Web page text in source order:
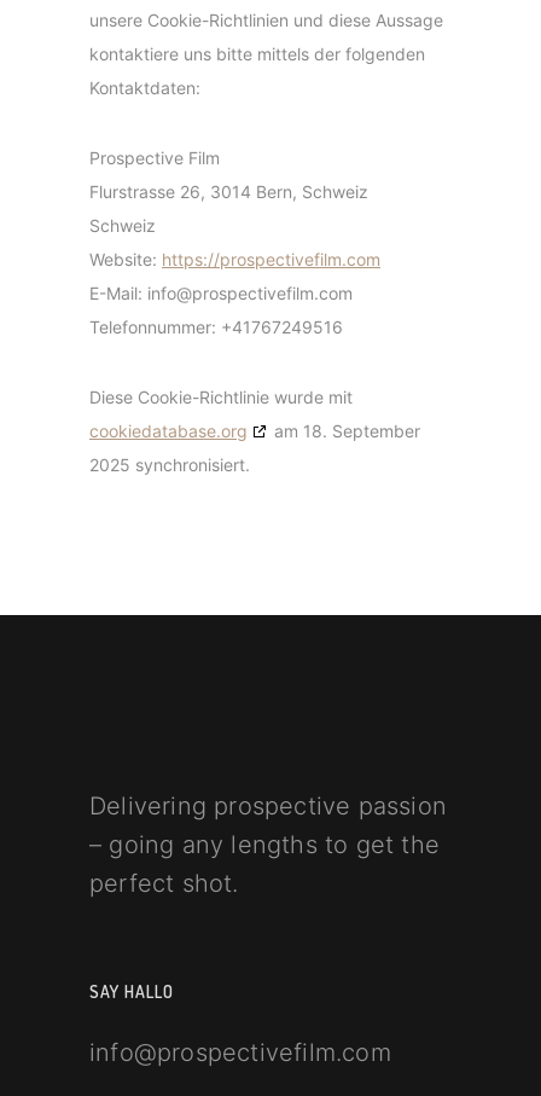
unsere Cookie-Richtlinien und diese Aussage
kontaktiere uns bitte mittels der folgenden
Kontaktdaten:
Prospective Film
Flurstrasse 26, 3014 Bern, Schweiz
Schweiz
Website: https://prospectivefilm.com
E-Mail: info@prospectivefilm.com
Telefonnummer: +41767249516
Diese Cookie-Richtlinie wurde mit
cookiedatabase.org
am 18. September
2025 synchronisiert.
Delivering prospective passion
– going any lengths to get the
perfect shot.
SAY HALLO
info@prospectivefilm.com